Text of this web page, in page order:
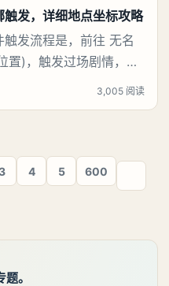
发，详细地点坐标攻略
发流程是，前往 无名
)，触发过场剧情，选
战斗(需要打4只野猪)，
发地点：【被围攻的山
-迷踪林(地图所示
3,005 阅读
3 4 5 600
。